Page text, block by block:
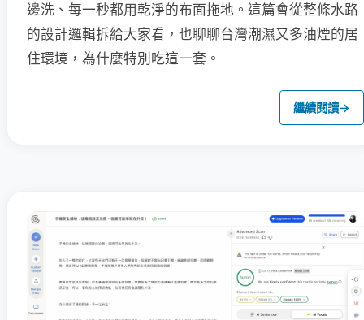
邊洗、每一秒都用乾淨的布面拖地。這篇會從整條水路
的設計邏輯拆給大家看，也聊聊台灣潮濕又多油煙的居
住環境，為什麼特別吃這一套。
繼續閱讀→